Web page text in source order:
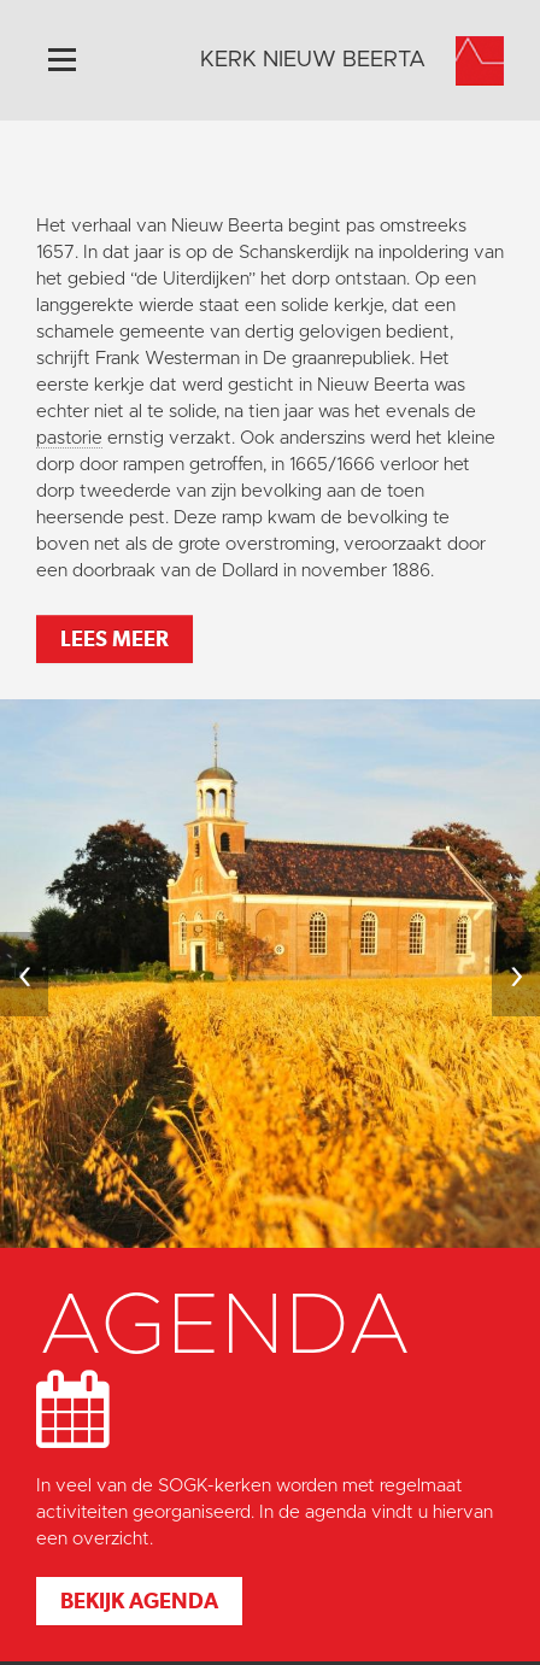
Historie
Omgeving
Activiteiten
Doneer
Contact
Vaktaal
KERK NIEUW BEERTA
Het verhaal van Nieuw Beerta begint pas omstreeks
1657. In dat jaar is op de Schanskerdijk na inpoldering van
het gebied “de Uiterdijken” het dorp ontstaan. Op een
langgerekte wierde staat een solide kerkje, dat een
schamele gemeente van dertig gelovigen bedient,
schrijft Frank Westerman in De graanrepubliek. Het
eerste kerkje dat werd gesticht in Nieuw Beerta was
echter niet al te solide, na tien jaar was het evenals de
pastorie ernstig verzakt. Ook anderszins werd het kleine
dorp door rampen getroffen, in 1665/1666 verloor het
dorp tweederde van zijn bevolking aan de toen
heersende pest. Deze ramp kwam de bevolking te
boven net als de grote overstroming, veroorzaakt door
een doorbraak van de Dollard in november 1886.
LEES MEER
‹ ›
AGENDA
In veel van de SOGK-kerken worden met regelmaat
activiteiten georganiseerd. In de agenda vindt u hiervan
een overzicht.
BEKIJK AGENDA